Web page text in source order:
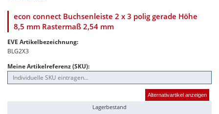
econ connect Buchsenleiste 2 x 3 polig gerade Höhe
8,5 mm Rastermaß 2,54 mm
EVE Artikelbezeichnung:
BLG2X3
Meine Artikelreferenz (SKU):
Alternativartikel anzeigen
Lagerbestand